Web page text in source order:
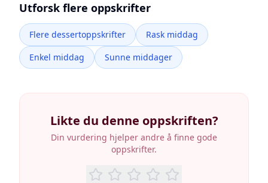
Utforsk flere oppskrifter
Flere dessertoppskrifter
Rask middag
Enkel middag
Sunne middager
Likte du denne oppskriften?
Din vurdering hjelper andre å finne gode
oppskrifter.